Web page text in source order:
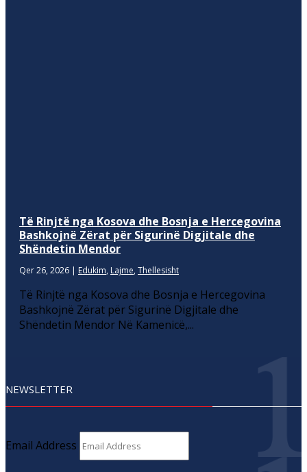
Të Rinjtë nga Kosova dhe Bosnja e Hercegovina
Bashkojnë Zërat për Sigurinë Digjitale dhe
Shëndetin Mendor
Qer 26, 2026 | Edukim, Lajme, Thellesisht
Të Rinjtë nga Kosova dhe Bosnja e Hercegovina
Bashkojnë Zërat për Sigurinë Digjitale dhe
Shëndetin Mendor Në Kamenicë,...
NEWSLETTER
Email Address